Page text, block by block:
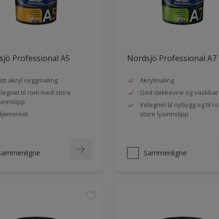
Professional A5
akryl veggmaling
til rom med store
Nordsjö Professional A7
Akrylmaling
God dekkevne og vaskbar
Velegnet til nybygg og til
store lysinnslipp
Sammenligne